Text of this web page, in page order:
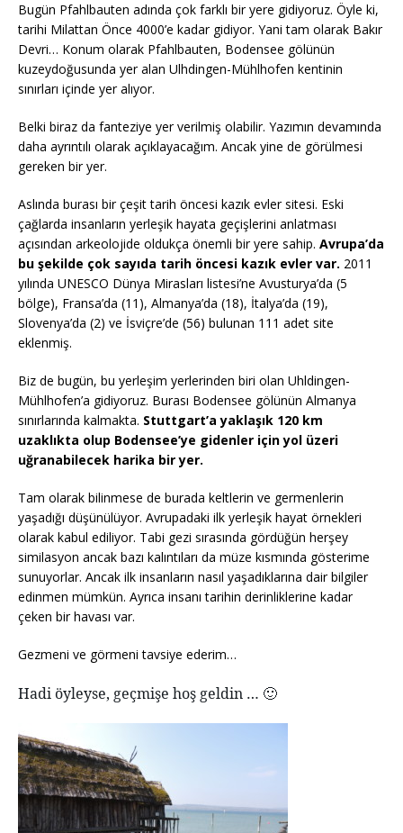
Bugün Pfahlbauten adında çok farklı bir yere gidiyoruz. Öyle ki,
tarihi Milattan Önce 4000’e kadar gidiyor. Yani tam olarak Bakır
Devri… Konum olarak Pfahlbauten, Bodensee gölünün
kuzeydoğusunda yer alan Ulhdingen-Mühlhofen kentinin
sınırları içinde yer alıyor.
Belki biraz da fanteziye yer verilmiş olabilir. Yazımın devamında
daha ayrıntılı olarak açıklayacağım. Ancak yine de görülmesi
gereken bir yer.
Aslında burası bir çeşit tarih öncesi kazık evler sitesi. Eski
çağlarda insanların yerleşik hayata geçişlerini anlatması
açısından arkeolojide oldukça önemli bir yere sahip. Avrupa’da
bu şekilde çok sayıda tarih öncesi kazık evler var. 2011
yılında UNESCO Dünya Mirasları listesi’ne Avusturya’da (5
bölge), Fransa’da (11), Almanya’da (18), İtalya’da (19),
Slovenya’da (2) ve İsviçre’de (56) bulunan 111 adet site
eklenmiş.
Biz de bugün, bu yerleşim yerlerinden biri olan Uhldingen-
Mühlhofen’a gidiyoruz. Burası Bodensee gölünün Almanya
sınırlarında kalmakta. Stuttgart’a yaklaşık 120 km
uzaklıkta olup Bodensee’ye gidenler için yol üzeri
uğranabilecek harika bir yer.
Tam olarak bilinmese de burada keltlerin ve germenlerin
yaşadığı düşünülüyor. Avrupadaki ilk yerleşik hayat örnekleri
olarak kabul ediliyor. Tabi gezi sırasında gördüğün herşey
similasyon ancak bazı kalıntıları da müze kısmında gösterime
sunuyorlar. Ancak ilk insanların nasıl yaşadıklarına dair bilgiler
edinmen mümkün. Ayrıca insanı tarihin derinliklerine kadar
çeken bir havası var.
Gezmeni ve görmeni tavsiye ederim…
Hadi öyleyse, geçmişe hoş geldin … 🙂